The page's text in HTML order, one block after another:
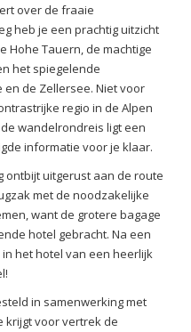
over de fraaie
heb je een prachtig uitzicht
Hohe Tauern, de machtige
het spiegelende
de Zellersee. Niet voor
regio in de Alpen
wandelrondreis ligt een
informatie voor je klaar.
ontbijt uitgerust aan de route
met de noodzakelijke
want de grotere bagage
hotel gebracht. Na een
in het hotel van een heerlijk
in samenwerking met
krijgt voor vertrek de